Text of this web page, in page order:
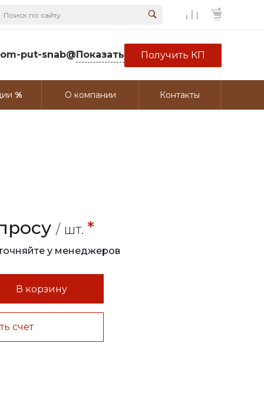
put-snab@Показать Получить КП
О компании Контакты
/ шт. *
у менеджеров
В корзину
счет